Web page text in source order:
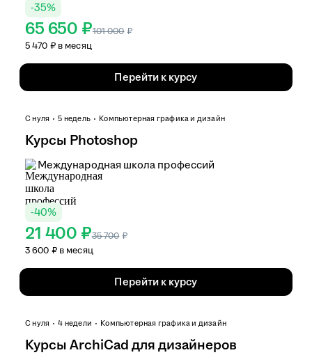
-35%
65 650 ₽101 000 ₽
5 470 ₽ в месяц
Перейти к курсу
С нуля 5 недель Компьютерная графика и дизайн
Курсы Photoshop
Международная школа профессий
-40%
21 400 ₽35 700 ₽
3 600 ₽ в месяц
Перейти к курсу
С нуля 4 недели Компьютерная графика и дизайн
Курсы ArchiCad для дизайнеров